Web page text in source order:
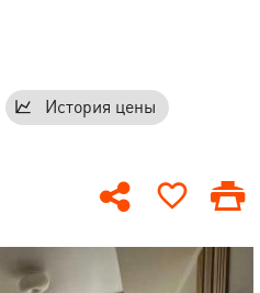
История цены